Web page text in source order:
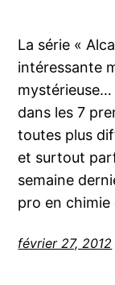
La série «
intéressante
dans les 7
toutes plus
et surtout
semaine
pro en
février 27, 2012